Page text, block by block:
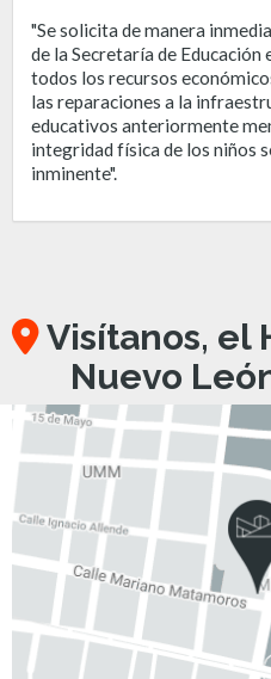
"Se solicita de manera
de la Secretaría de Educación
todos los recursos
las reparaciones a la
educativos anteriormente
integridad física de los niños
inminente".
Visítanos, el
Nuevo